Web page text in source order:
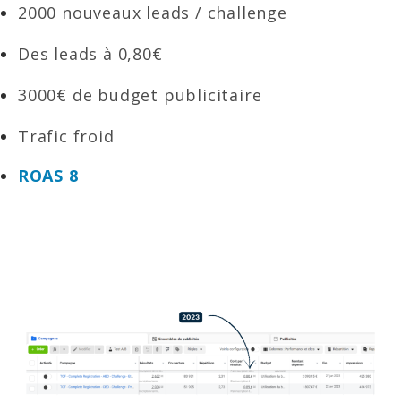
2000 nouveaux leads / challenge
Des leads à 0,80€
3000€ de budget publicitaire
Trafic froid
ROAS 8